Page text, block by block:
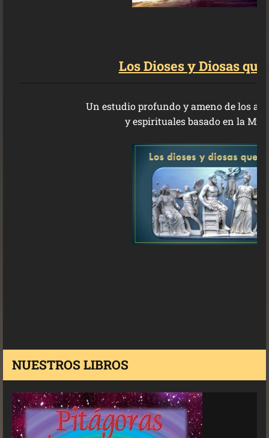
Los Dioses y Diosas
Un estudio profundo y ameno de los
y espiritualesbasado en la
NUESTROS LIBROS